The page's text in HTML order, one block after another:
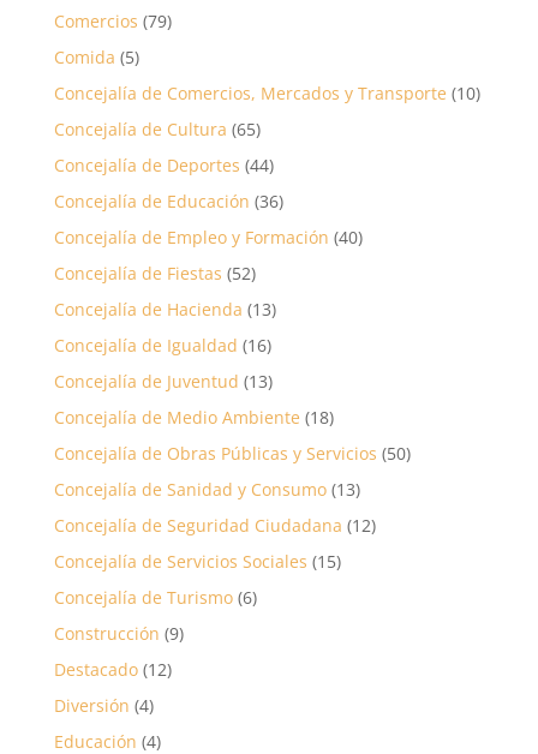
Comercios (79)
Comida (5)
Concejalía de Comercios, Mercados y Transporte (10)
Concejalía de Cultura (65)
Concejalía de Deportes (44)
Concejalía de Educación (36)
Concejalía de Empleo y Formación (40)
Concejalía de Fiestas (52)
Concejalía de Hacienda (13)
Concejalía de Igualdad (16)
Concejalía de Juventud (13)
Concejalía de Medio Ambiente (18)
Concejalía de Obras Públicas y Servicios (50)
Concejalía de Sanidad y Consumo(13)
Concejalía de Seguridad Ciudadana (12)
Concejalía de Servicios Sociales (15)
Concejalía de Turismo(6)
Construcción (9)
Destacado(12)
Diversión (4)
Educación (4)